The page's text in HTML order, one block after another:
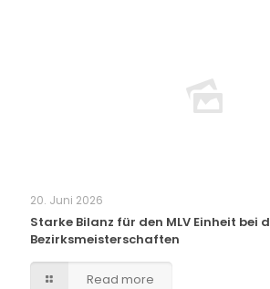
20. Juni 2026
Starke Bilanz für den MLV Einheit bei
Bezirksmeisterschaften
Read more